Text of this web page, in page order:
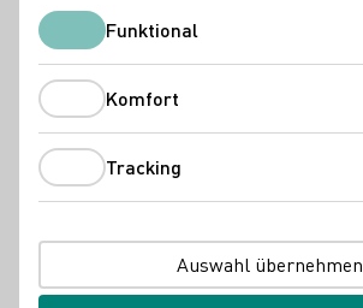
FunktionalFunktional
Komfort
Tracking
Auswahl übernehmen